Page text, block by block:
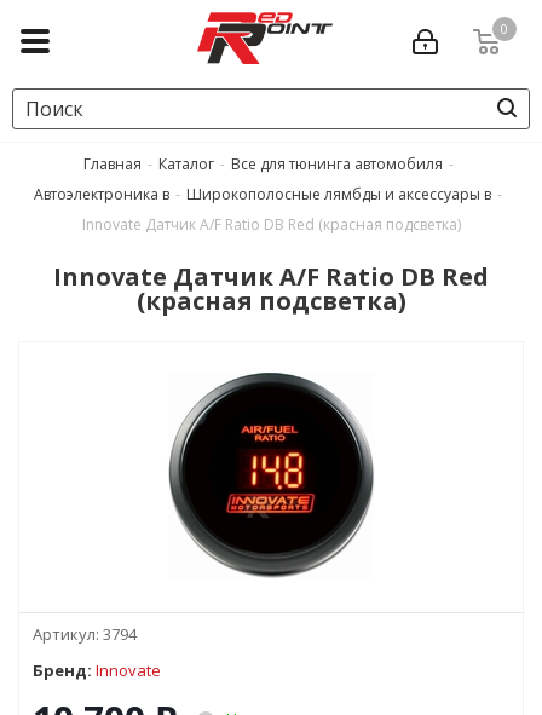
0
Главная - Каталог - Все для тюнинга автомобиля -
Автоэлектроника в - Широкополосные лямбды и аксессуары в -
Innovate Датчик A/F Ratio DB Red (красная подсветка)
Innovate Датчик A/F Ratio DB Red
(красная подсветка)
Артикул: 3794
Бренд: Innovate